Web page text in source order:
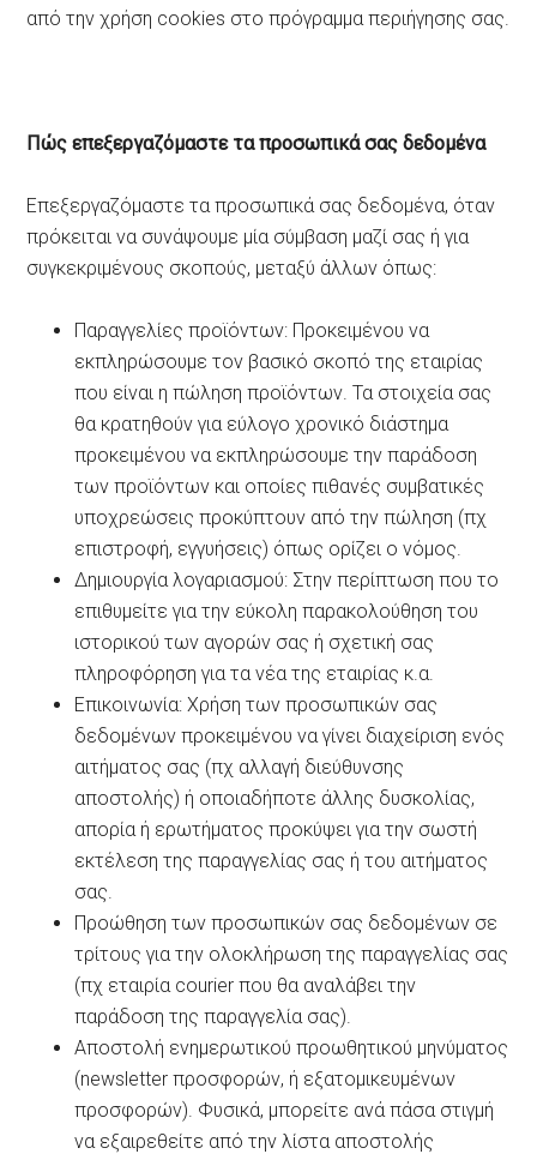
από την χρήση cookies στο πρόγραμμα περιήγησης σας.
Πώς επεξεργαζόμαστε τα προσωπικά σας δεδομένα
Επεξεργαζόμαστε τα προσωπικά σας δεδομένα, όταν
πρόκειται να συνάψουμε μία σύμβαση μαζί σας ή για
συγκεκριμένους σκοπούς, μεταξύ άλλων όπως:
Παραγγελίες προϊόντων: Προκειμένου να
εκπληρώσουμε τον βασικό σκοπό της εταιρίας
που είναι η πώληση προϊόντων. Τα στοιχεία σας
θα κρατηθούν για εύλογο χρονικό διάστημα
προκειμένου να εκπληρώσουμε την παράδοση
των προϊόντων και οποίες πιθανές συμβατικές
υποχρεώσεις προκύπτουν από την πώληση (πχ
επιστροφή, εγγυήσεις) όπως ορίζει ο νόμος.
Δημιουργία λογαριασμού: Στην περίπτωση που το
επιθυμείτε για την εύκολη παρακολούθηση του
ιστορικού των αγορών σας ή σχετική σας
πληροφόρηση για τα νέα της εταιρίας κ.α.
Επικοινωνία: Χρήση των προσωπικών σας
δεδομένων προκειμένου να γίνει διαχείριση ενός
αιτήματος σας (πχ αλλαγή διεύθυνσης
αποστολής) ή οποιαδήποτε άλλης δυσκολίας,
απορία ή ερωτήματος προκύψει για την σωστή
εκτέλεση της παραγγελίας σας ή του αιτήματος
σας.
Προώθηση των προσωπικών σας δεδομένων σε
τρίτους για την ολοκλήρωση της παραγγελίας σας
(πχ εταιρία courier που θα αναλάβει την
παράδοση της παραγγελία σας).
Αποστολή ενημερωτικού προωθητικού μηνύματος
(newsletter προσφορών, ή εξατομικευμένων
προσφορών). Φυσικά, μπορείτε ανά πάσα στιγμή
να εξαιρεθείτε από την λίστα αποστολής